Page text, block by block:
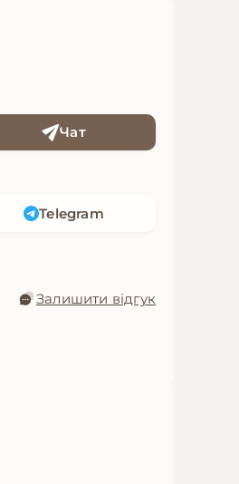
Чат
Telegram
Залишити відгук